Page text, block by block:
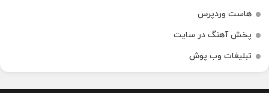
هاست وردپرس
پخش آهنگ در سایت
تبلیغات وب پوش